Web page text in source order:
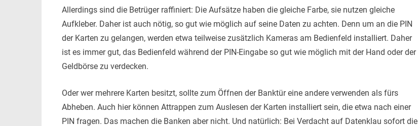
Allerdings sind die Betrüger raffiniert: Die Aufsätze haben die gleiche Farbe, sie nutzen gleiche
Aufkleber. Daher ist auch nötig, so gut wie möglich auf seine Daten zu achten. Denn um an die PIN
der Karten zu gelangen, werden etwa teilweise zusätzlich Kameras am Bedienfeld installiert. Daher
ist es immer gut, das Bedienfeld während der PIN-Eingabe so gut wie möglich mit der Hand oder der
Geldbörse zu verdecken.
Oder wer mehrere Karten besitzt, sollte zum Öffnen der Banktür eine andere verwenden als fürs
Abheben. Auch hier können Attrappen zum Auslesen der Karten installiert sein, die etwa nach einer
PIN fragen. Das machen die Banken aber nicht. Und natürlich: Bei Verdacht auf Datenklau sofort die